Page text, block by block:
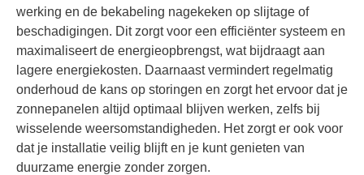
werking en de bekabeling nagekeken op slijtage of
beschadigingen. Dit zorgt voor een efficiënter systeem en
maximaliseert de energieopbrengst, wat bijdraagt aan
lagere energiekosten. Daarnaast vermindert regelmatig
onderhoud de kans op storingen en zorgt het ervoor dat je
zonnepanelen altijd optimaal blijven werken, zelfs bij
wisselende weersomstandigheden. Het zorgt er ook voor
dat je installatie veilig blijft en je kunt genieten van
duurzame energie zonder zorgen.